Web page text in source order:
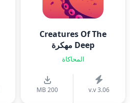
Creatures Of The
Deep مهكرة
المحاكاة
v.v 3.06
200 MB